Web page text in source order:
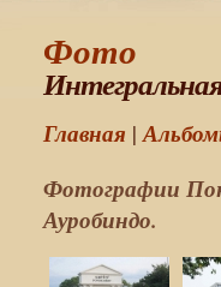
Фото
Главная |
Фотографии
Ауробиндо.